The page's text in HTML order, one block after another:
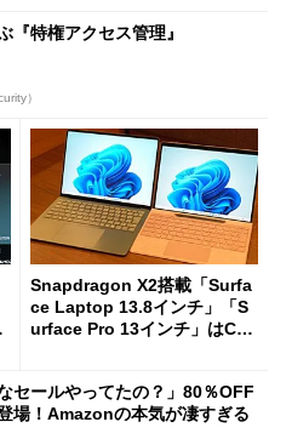
『特権アクセス管理』
）
Snapdragon X2搭載「Surfa
ce Laptop 13.8インチ」「S
urface Pro 13インチ」はCop
た
セールやってたの？」80％OFF
場！Amazonの本気が凄すぎる